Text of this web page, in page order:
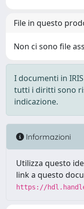
File in questo
Non ci sono file
I documenti in
tutti i diritti sono
indicazione.
Informazioni
Utilizza questo
link a questo
https://